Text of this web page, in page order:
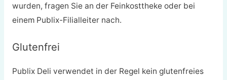
wurden, fragen Sie an der Feinkosttheke oder bei
einem Publix-Filialleiter nach.
Glutenfrei
Publix Deli verwendet in der Regel kein glutenfreies